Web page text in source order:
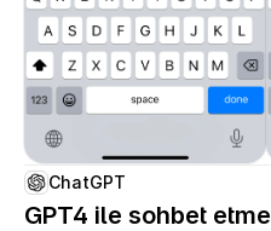
ChatGPT
GPT4 ile sohbet etme